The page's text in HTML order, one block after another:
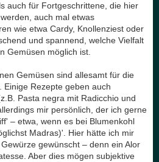
auch für Fortgeschrittene, die hier
auch mal etwas
wie etwa Cardy, Knollenziest oder
und spannend, welche Vielfalt
Gemüsen möglich ist.
Gemüsen sind allesamt für die
Einige Rezepte geben auch
Pasta negra mit Radicchio und
mir persönlich, der ich gerne
– etwa, wenn es bei Blumenkohl
Madras)'. Hier hätte ich mir
gewünscht – denn ein Alor
Aber dies mögen subjektive